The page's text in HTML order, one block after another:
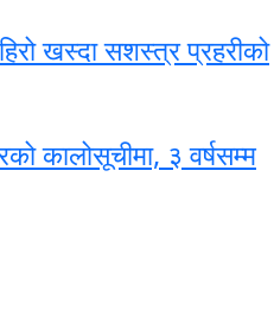
खस्दा सशस्त्र प्रहरीको
कालोसूचीमा, ३ वर्षसम्म